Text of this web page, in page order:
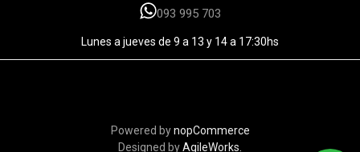
093 995 703
Lunes a jueves de 9 a 13 y 14 a 17:30hs
Powered bynopCommerce
Designed byAgileWorks.